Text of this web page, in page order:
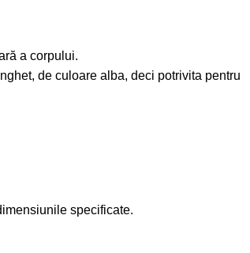
a corpului.
de culoare alba, deci potrivita pentru
specificate.